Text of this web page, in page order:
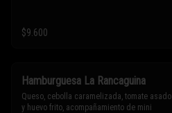
* Los ingredientes no son intercambiables.
Sólo puedes solicitar eliminar un
$9.600
Hamburguesa La Rancaguina
Queso, cebolla caramelizada, tomate asado
y huevo frito, acompañamiento de mini